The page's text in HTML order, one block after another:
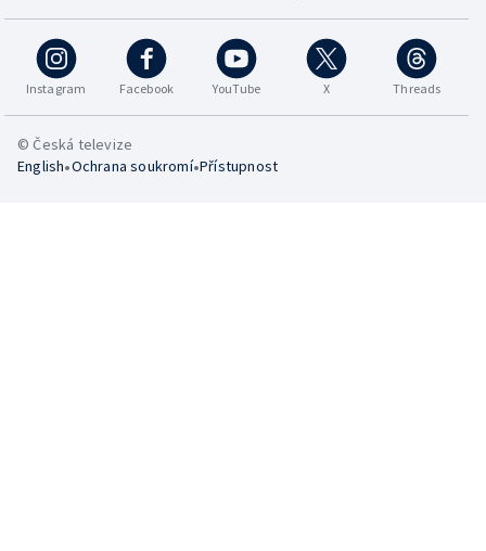
Instagram Facebook YouTube X Threads
© Česká televize
English•Ochrana soukromí•Přístupnost